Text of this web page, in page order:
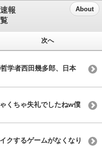
報
About
次へ
学者西田幾多郎、日本
くちゃ失礼でしたねw僕
クするゲームがなくなり